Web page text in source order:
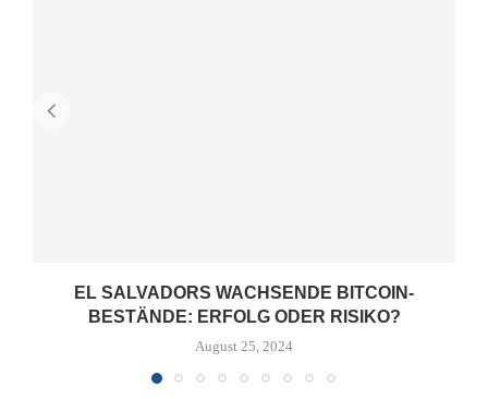
EL SALVADORS WACHSENDE BITCOIN-
BESTÄNDE: ERFOLG ODER RISIKO?
August 25, 2024